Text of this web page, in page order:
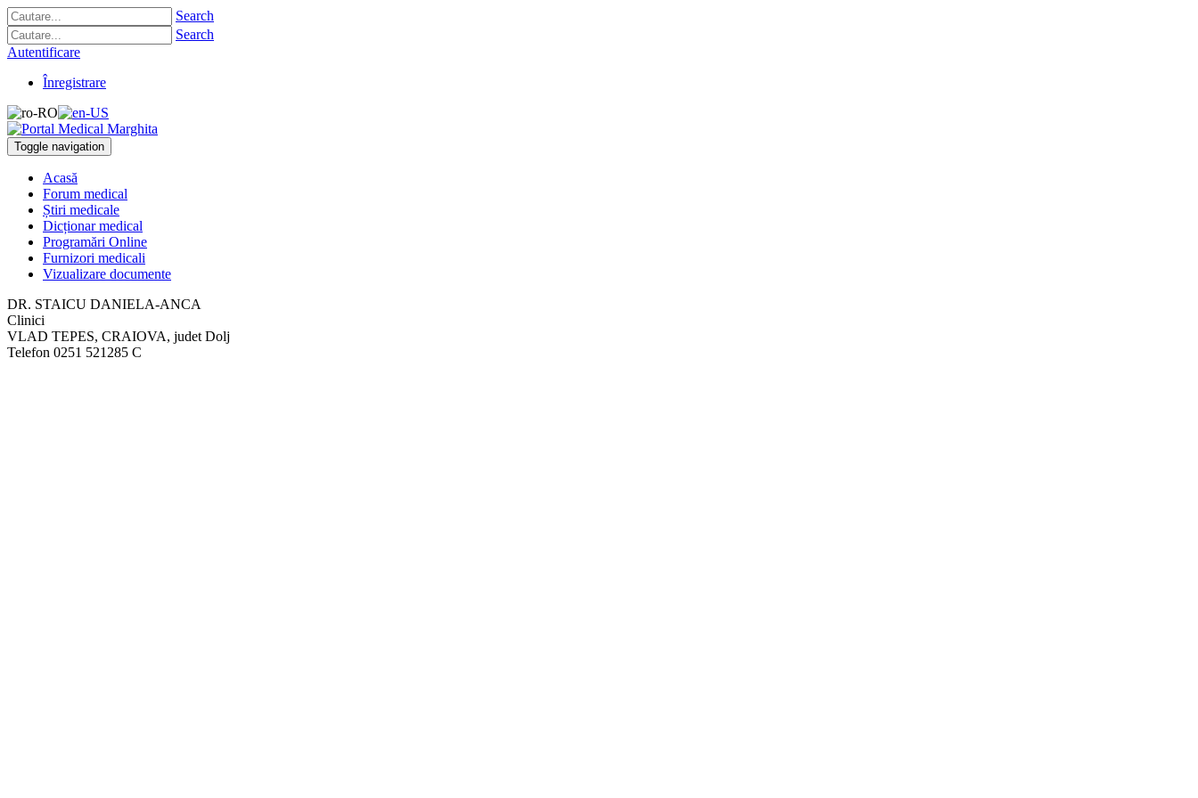
Search
Search
Autentificare
Înregistrare
Toggle navigation
Acasă
Forum medical
Știri medicale
Dicționar medical
Programări Online
Furnizori medicali
Vizualizare documente
DR. STAICU DANIELA-ANCA
Clinici
VLAD TEPES, CRAIOVA, judet Dolj
Telefon 0251 521285 C